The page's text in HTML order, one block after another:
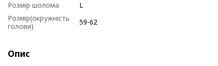
Розмір шолома
L
Розмір(окружність
голови)
59-62
Опис